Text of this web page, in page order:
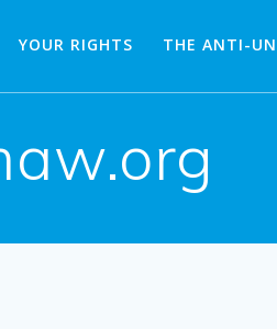
YOUR RIGHTS THE ANTI-